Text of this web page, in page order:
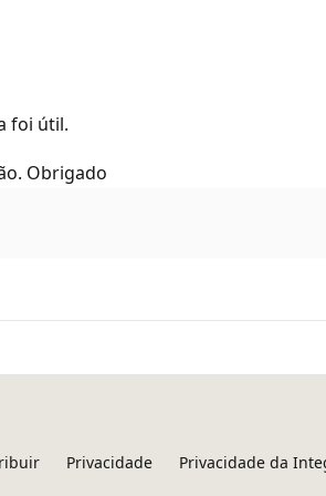
foi útil.
Obrigado
Privacidade Privacidade da